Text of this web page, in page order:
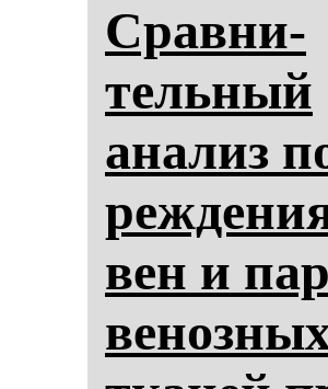
Срав­ни­
тель­ный
ана­лиз
вен и